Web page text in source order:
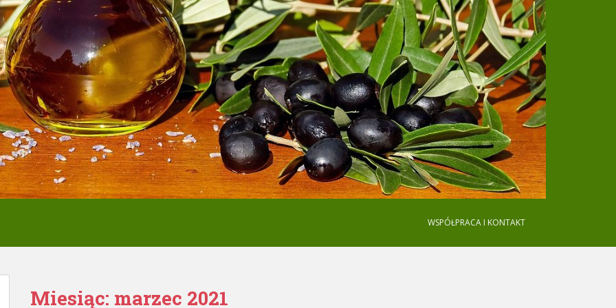
WSPÓŁPRACA I KONTAKT
Miesiąc: marzec 2021